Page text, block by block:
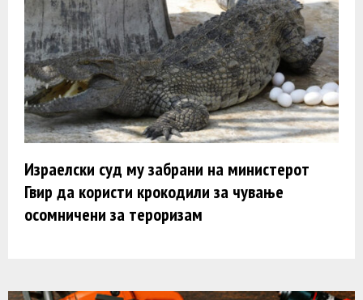
Израелски суд му забрани на министерот
Гвир да користи крокодили за чување
осомничени за тероризам